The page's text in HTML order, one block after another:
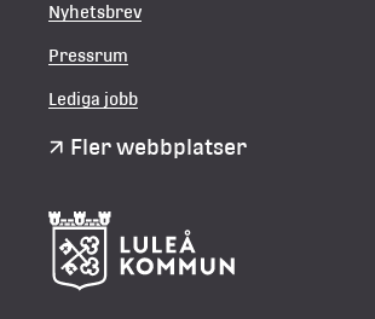
Nyhetsbrev
Pressrum
Lediga jobb
Fler webbplatser